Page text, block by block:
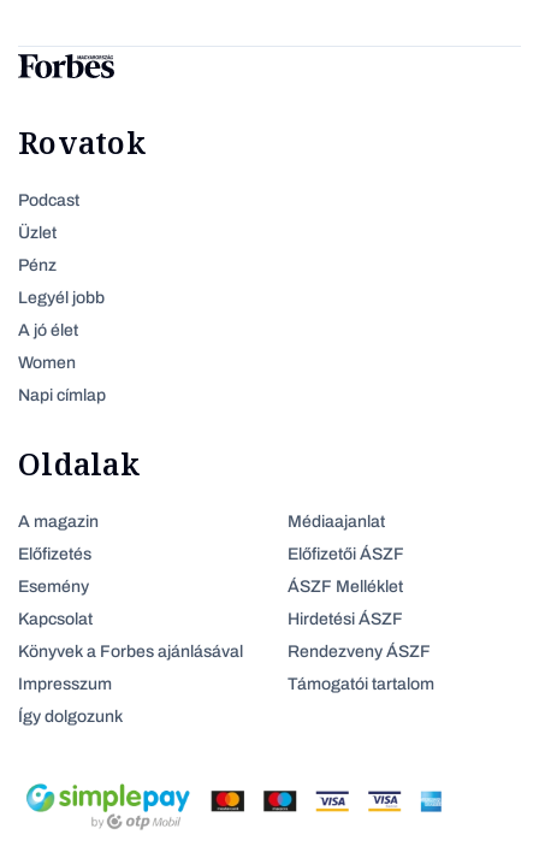
Rovatok
Podcast
Üzlet
Pénz
Legyél jobb
A jó élet
Women
Napi címlap
Oldalak
A magazin
Előfizetés
Esemény
Kapcsolat
Könyvek a Forbes ajánlásával
Impresszum
Így dolgozunk
Médiaajanlat
Előfizetői ÁSZF
ÁSZF Melléklet
Hirdetési ÁSZF
Rendezveny ÁSZF
Támogatói tartalom